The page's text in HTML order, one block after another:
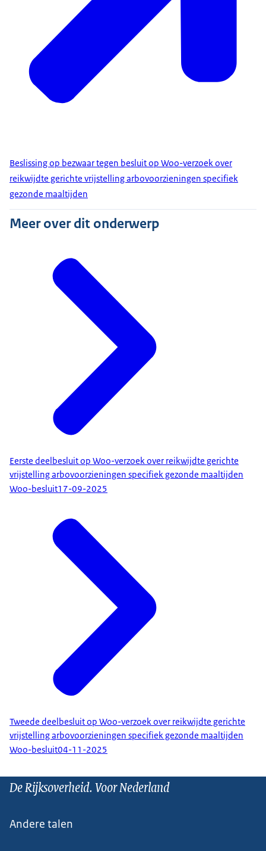
Beslissing op bezwaar tegen besluit op Woo-verzoek over
reikwijdte gerichte vrijstelling arbovoorzieningen specifiek
gezonde maaltijden
Meer over dit onderwerp
Eerste deelbesluit op Woo-verzoek over reikwijdte gerichte
vrijstelling arbovoorzieningen specifiek gezonde maaltijden
Woo-besluit17-09-2025
Tweede deelbesluit op Woo-verzoek over reikwijdte gerichte
vrijstelling arbovoorzieningen specifiek gezonde maaltijden
Woo-besluit04-11-2025
De Rijksoverheid. Voor Nederland
Andere talen